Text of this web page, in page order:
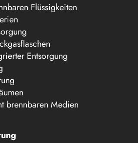
Flüssigkeiten
Entsorgung
brennbaren Medien